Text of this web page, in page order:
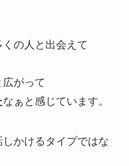
の人と出会えて
がって
なぁと感じています。
かけるタイプではな